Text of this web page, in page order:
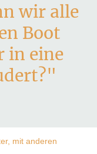
wir alle
Boot
in eine
mit anderen